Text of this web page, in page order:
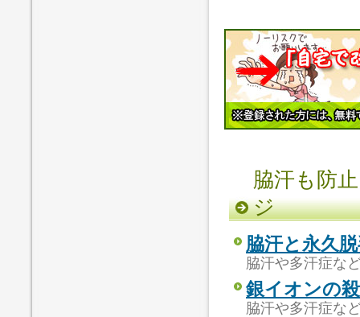
脇汗も防
ジ
脇汗と永久
脇汗や多汗症な
銀イオンの
脇汗や多汗症な